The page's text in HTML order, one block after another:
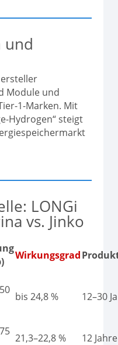
und
Module und
1-Marken. Mit
Hydrogen“ steigt
LONGi
vs. Jinko
Wirkungsgrad
bis 24,8 % 12–30
21,3–22,8 % 12 Jahre